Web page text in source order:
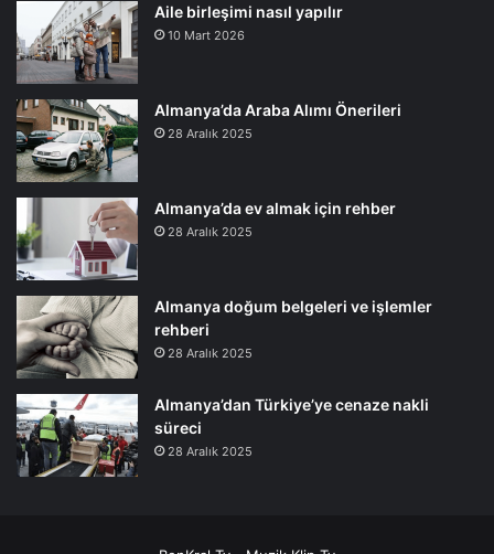
Aile birleşimi nasıl yapılır
10 Mart 2026
Almanya’da Araba Alımı Önerileri
28 Aralık 2025
Almanya’da ev almak için rehber
28 Aralık 2025
Almanya doğum belgeleri ve işlemler
rehberi
28 Aralık 2025
Almanya’dan Türkiye’ye cenaze nakli
süreci
28 Aralık 2025